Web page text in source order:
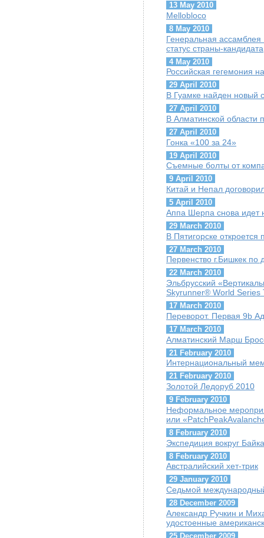
13 May 2010
Mellobloco
8 May 2010
Генеральная ассамблея
статус страны-кандидата
4 May 2010
Российская гегемония
29 April 2010
В Гуамке найден новый
27 April 2010
В Алматинской области
27 April 2010
Гонка «100 за 24»
19 April 2010
Съемные болты от
9 April 2010
Китай и Непал
5 April 2010
Аппа Шерпа снова идет
29 March 2010
В Пятигорске
27 March 2010
Первенство г.Бишкек по
22 March 2010
Эльбрусский
Skyrunner® World Series
17 March 2010
Переворот. Первая 9b
17 March 2010
Алматинский Марш
21 February 2010
Интернациональный
21 February 2010
Золотой Ледоруб 2010
9 February 2010
Неформальное
или
8 February 2010
Экспедиция вокруг
8 February 2010
Австралийский хет-трик
29 January 2010
Седьмой
28 December 2009
Александр Ручкин и
удостоенные
25 December 2009